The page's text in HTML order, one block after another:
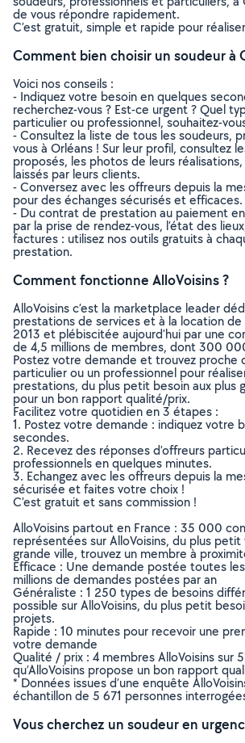
de vous répondre rapidement.
C’est gratuit, simple et rapide pour
Comment bien choisir un soudeur à
Voici nos conseils :
- Indiquez votre besoin en quelques
recherchez-vous ? Est-ce urgent ? Quel
particulier ou professionnel, souhaitez-
- Consultez la liste de tous les soudeurs,
vous à Orléans ! Sur leur profil, consultez
proposés, les photos de leurs
laissés par leurs clients.
- Conversez avec les offreurs depuis la
pour des échanges sécurisés et efficaces.
- Du contrat de prestation au paiement
par la prise de rendez-vous, l’état des
factures : utilisez nos outils gratuits à
prestation.
Comment fonctionne AlloVoisins ?
AlloVoisins c’est la marketplace leader
prestations de services et à la location
2013 et plébiscitée aujourd’hui par une
de 4,5 millions de membres, dont 300
Postez votre demande et trouvez proche
particulier ou un professionnel pour
prestations, du plus petit besoin aux plus
pour un bon rapport qualité/prix.
Facilitez votre quotidien en 3 étapes :
1. Postez votre demande : indiquez votre
secondes.
2. Recevez des réponses d’offreurs
professionnels en quelques minutes.
3. Echangez avec les offreurs depuis la
sécurisée et faites votre choix !
C’est gratuit et sans commission !
AlloVoisins partout en France : 35 000
représentées sur AlloVoisins, du plus petit
grande ville, trouvez un membre à
Efficace : Une demande postée toutes
millions de demandes postées par an
Généraliste : 1 250 types de besoins
possible sur AlloVoisins, du plus petit
projets.
Rapide : 10 minutes pour recevoir une
votre demande
Qualité / prix : 4 membres AlloVoisins sur
qu’AlloVoisins propose un bon rapport
* Données issues d’une enquête
échantillon de 5 671 personnes
Vous cherchez un soudeur en